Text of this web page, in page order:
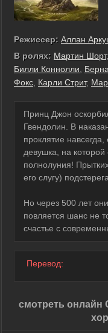
Режиссер: Аллан
В ролях: Мартин Шорт,
Билли Коннолли
Фокс Карли Стрит,
Принц Джон
Гвендолин. В
проклятие
девушка, на
полнолуния!
его слугу)
Но через 500 лет
повляется шанс не
счастье с
Перевод:
смотреть онлайн